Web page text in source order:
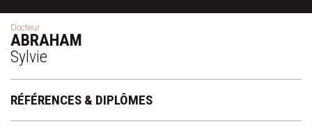
Docteur
ABRAHAM
Sylvie
RÉFÉRENCES & DIPLÔMES